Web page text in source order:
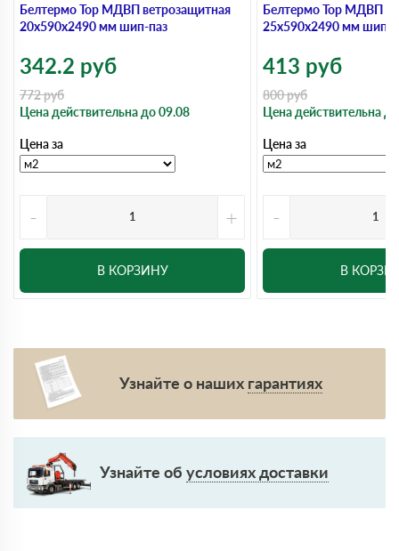
Белтермо Top МДВП ветрозащитная
20х590х2490 мм шип-паз
342.2 руб
772руб
Цена действительна до 09.08
Цена за
- +
В КОРЗИНУ
Белтермо Top МДВП
25х590х2490 мм шип-
413 руб
800руб
Цена действительна
Цена за
-
В
Узнайте о наших гарантиях
Узнайте об условиях доставки